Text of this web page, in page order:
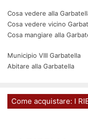
Cosa vedere alla
Cosa vedere vicino
Cosa mangiare alla
Municipio VIII Garbatella
Abitare alla Garbatella
Come acquistare: I